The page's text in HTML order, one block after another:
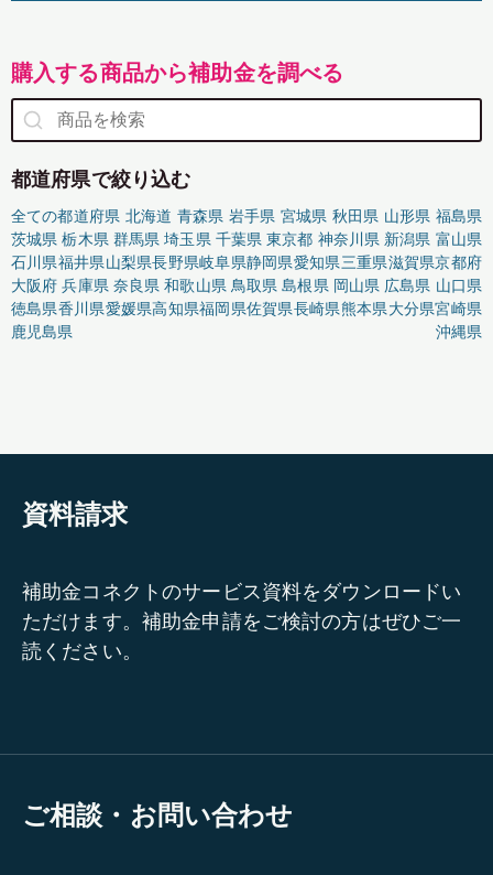
購入する商品から補助金を調べる
都道府県で絞り込む
全ての都道府県 北海道 青森県 岩手県 宮城県 秋田県 山形県 福島県
茨城県 栃木県 群馬県 埼玉県 千葉県 東京都 神奈川県 新潟県 富山県
石川県福井県山梨県長野県岐阜県静岡県愛知県三重県滋賀県京都府
大阪府 兵庫県 奈良県 和歌山県 鳥取県 島根県 岡山県 広島県 山口県
徳島県香川県愛媛県高知県福岡県佐賀県長崎県熊本県大分県宮崎県
鹿児島県
沖縄県
資料請求
補助金コネクトのサービス資料をダウンロードい
ただけます。補助金申請をご検討の方はぜひご一
読ください。
ご相談・お問い合わせ